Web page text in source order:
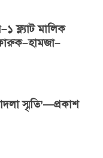
ফ্ল্যাট মালিক
ফারুক–হামজা–
স্মৃতি’—প্রকাশ